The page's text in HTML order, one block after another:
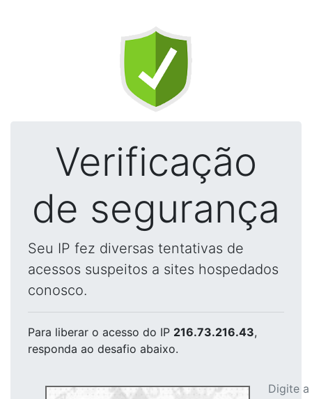
Verificação
de segurança
Seu IP fez diversas tentativas de
acessos suspeitos a sites hospedados
conosco.
Para liberar o acesso do IP 216.73.216.43,
responda ao desafio abaixo.
Digite